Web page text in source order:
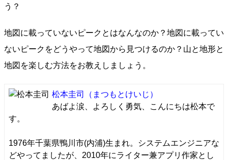
う？
地図に載っていないピークとはなんなのか？地図に載ってい
ないピークをどうやって地図から見つけるのか？山と地形と
地図を楽しむ方法をお教えしましょう。
松本圭司
（まつもとけいじ）
あばよ涙、よろしく勇気、こんにちは松本で
す。
1976年千葉県鴨川市(内浦)生まれ。システムエンジニアな
どやってましたが、2010年にライター兼アプリ作家とし